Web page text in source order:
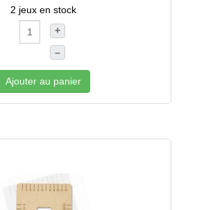
2 jeux en stock
+
–
Ajouter au panier